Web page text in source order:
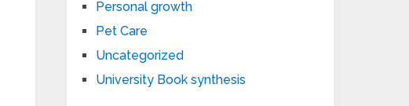
Personal growth
Pet Care
Uncategorized
University Book synthesis